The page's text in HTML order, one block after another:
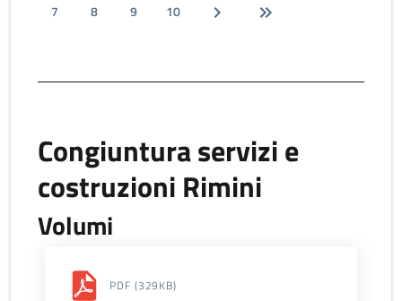
7
8 9 10
Congiuntura servizi e
costruzioni Rimini
Volumi
PDF (329KB)